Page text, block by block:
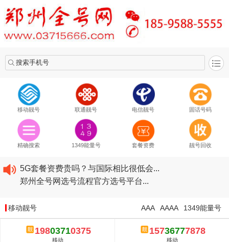
搜索手机号
移动靓号 联通靓号 电信靓号 固话号码
精确搜索 1349能量号 套餐资费 靓号回收
2020​移动最新套餐资费...
2020​联通最新套餐资费...
5G套餐资费贵吗？与国际相比很低会...
郑州全号网选号流程官方选号平台...
2020​联通最新套餐资费...
2020​电信最新套餐资费...
5G套餐资费贵吗？与国际相比很低会...
移动靓号 1349能量号
AAAA
AAA
19803710375
移动
15736777878
移动